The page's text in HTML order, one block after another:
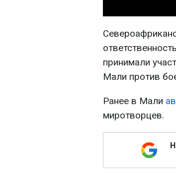
принимали
Мали против
Ранее в Мали
миротворцев.